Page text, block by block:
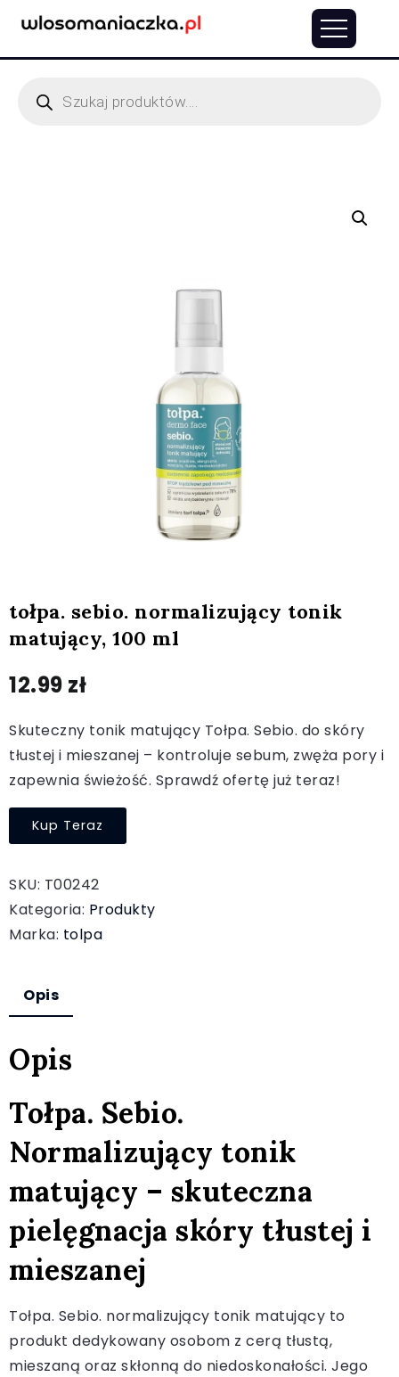
tołpa. sebio. normalizujący tonik
matujący, 100 ml
12.99 zł
Skuteczny tonik matujący Tołpa. Sebio. do skóry
tłustej i mieszanej – kontroluje sebum, zwęża pory i
zapewnia świeżość. Sprawdź ofertę już teraz!
Kup Teraz
SKU: T00242
Kategoria: Produkty
Marka: tolpa
Opis
Opis
Tołpa. Sebio.
Normalizujący tonik
matujący – skuteczna
pielęgnacja skóry tłustej i
mieszanej
Tołpa. Sebio. normalizujący tonik matujący to
produkt dedykowany osobom z cerą tłustą,
mieszaną oraz skłonną do niedoskonałości. Jego